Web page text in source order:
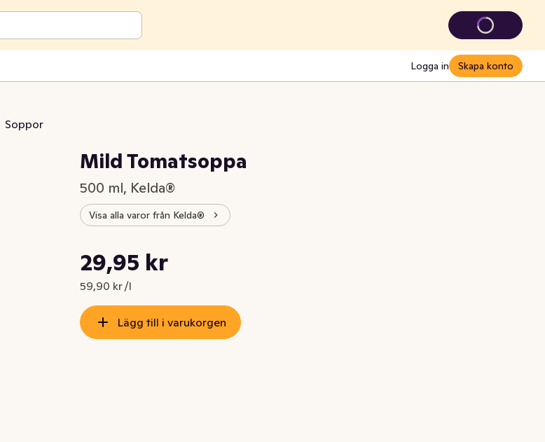
Logga in Skapa konto
Soppor
Mild Tomatsoppa
500 ml, Kelda®
Visa alla varor från Kelda®
Nuvarande pris är: 29,95 kr
29,95 kr
59,90 kr /l
Styckpris: 59,90 kr /l
Lägg till i varukorgen